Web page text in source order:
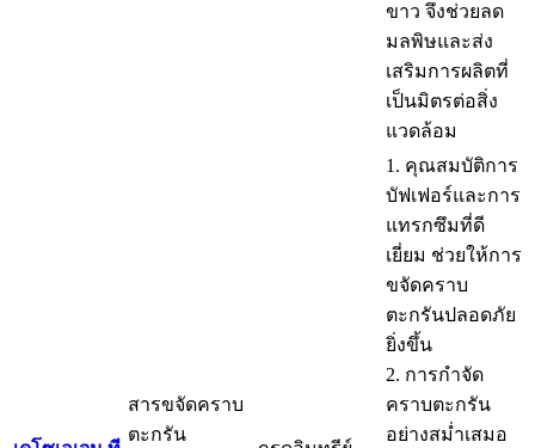
ขาว จึงช่วยลด
มลพิษและส่ง
เสริมการผลิตที่
เป็นมิตรต่อสิ่ง
แวดล้อม
สารขจัดคราบ
ตะกรัน
1. คุณสมบัติการ
บัฟเฟอร์และการ
แทรกซึมที่ดี
เยี่ยม ช่วยให้การ
ขจัดคราบ
ตะกรันปลอดภัย
ยิ่งขึ้น
2. การกำจัด
คราบตะกรัน
อย่างสม่ำเสมอ